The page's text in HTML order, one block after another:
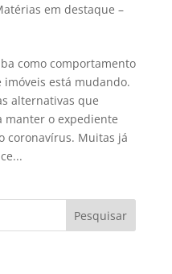
em destaque –
como comportamento
está mudando.
alternativas que
manter o expediente
coronavírus. Muitas já